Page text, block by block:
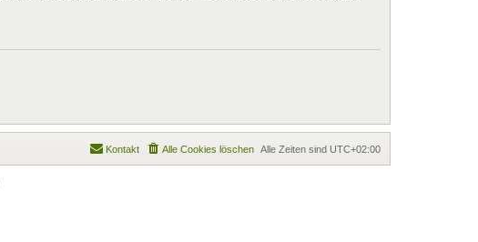
Alle Zeiten sind UTC+02:00
Alle Cookies löschen
Kontakt